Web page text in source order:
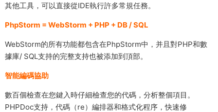
其他工具，可以直接從IDE執行許多常規任務。
PhpStorm = WebStorm + PHP + DB / SQL
WebStorm的所有功能都包含在PhpStorm中，并且對PHP和數
據庫/ SQL支持的完整支持也被添加到頂部。
智能編碼協助
數百個檢查在您鍵入時仔細檢查您的代碼，分析整個項目。
PHPDoc支持，代碼（re）編排器和格式化程序，快速修